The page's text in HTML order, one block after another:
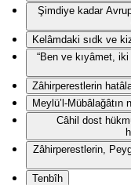
Şimdiye kadar
Kelâmdaki sıdk ve
“Ben ve kıyâmet,
Zâhirperestlerin
Meylü’l-Mübâlağâtın
Câhil dost
Zâhirperestlerin,
Tenbîh